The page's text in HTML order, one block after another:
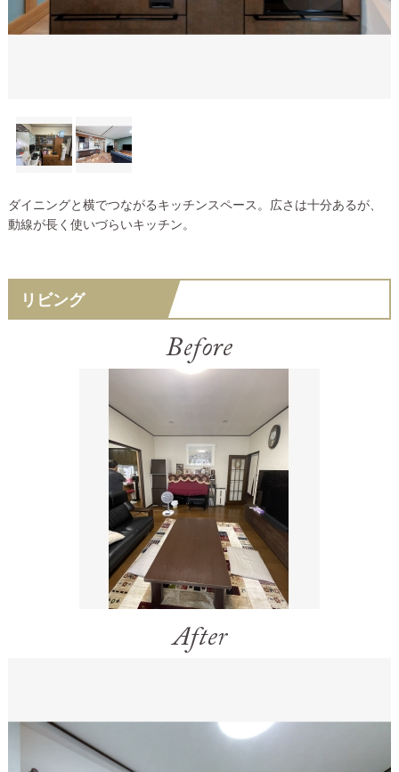
ダイニングと横でつながるキッチンスペース。広さは十分あるが、
動線が長く使いづらいキッチン。
リビング